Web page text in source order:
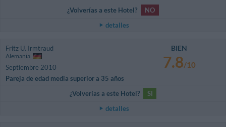
¿Volverías a este Hotel?
NO
detalles
Fritz U. Irmtraud
Alemania
Septiembre 2010
Pareja de edad media superior a 35 años
BIEN
7.8/10
¿Volverías a este Hotel?
SI
detalles